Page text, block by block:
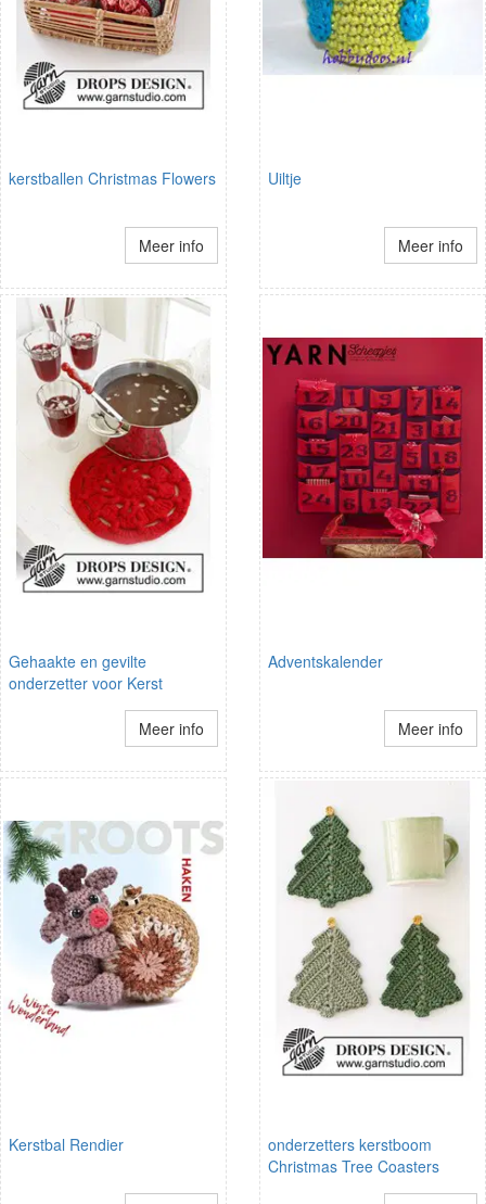
kerstballen Christmas Flowers
Meer info
Uiltje
Meer info
Gehaakte en gevilte
onderzetter voor Kerst
Meer info
Adventskalender
Meer info
Kerstbal Rendier
onderzetters kerstboom
Christmas Tree Coasters